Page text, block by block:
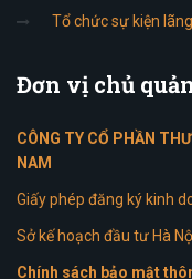
Tổ chức sự kiện
Đơn vị chủ
CÔNG TY CỔ PHẦN
NAM
Giấy phép đăng ký kinh
Sở kế hoạch đầu tư Hà
Chính sách bảo mật